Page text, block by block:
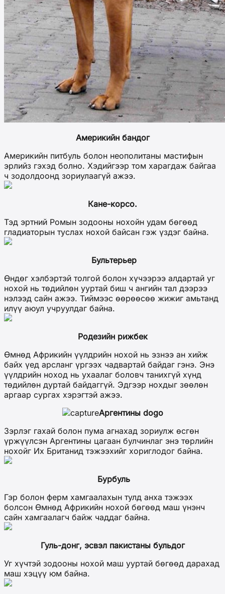
Америкийн бандог
Америкийн питбуль болон неополитаны мастифын
эрлийз гэхэд болно. Хэдийгээр том харагдаж байгаа
ч зодолдоонд зориулаагүй ажээ.
Кане-корсо.
Тэд эртний Ромын зодооны нохойн удам бөгөөд
гладиаторын туслах нохой байсан гэж үздэг байна.
Бультерьер
Өндөг хэлбэртэй толгой болон хүчээрээ алдартай уг
нохой нь төдийлөн ууртай биш ч ангийн тал дээрээ
нэлээд сайн ажээ. Тиймээс өөрөөсөө жижиг амьтанд
илүү аюул учруулдаг байна.
Родезийн рижбек
Өмнөд Африкийн үүлдрийн нохой нь эзнээ ан хийж
байх үед арсланг үргээх чадвартай байдаг гэнэ. Энэ
үүлдрийн ноход нь ухаалаг боловч танихгүй хүнд
төдийлөн дуртай байдаггүй. Эдгээр нохдыг зөөлөн
аргаар сургах хэрэгтэй ажээ.
Аргентины dogo
Зэрлэг гахай болон пума агнахад зориулж өсгөн
үржүүлсэн Аргентины цагаан булчинлаг энэ төрлийн
нохойг Их Британид тэжээхийг хориглодог байна.
Бурбуль
Гэр болон ферм хамгаалахын тулд анха тэжээх
болсон Өмнөд Африкийн нохой бөгөөд маш үнэнч
сайн хамгаалагч байж чаддаг байна.
Гуль-донг, эсвэл пакистаны бульдог
Уг хүчтэй зодооны нохой маш ууртай бөгөөд дарахад
маш хэцүү юм байна.